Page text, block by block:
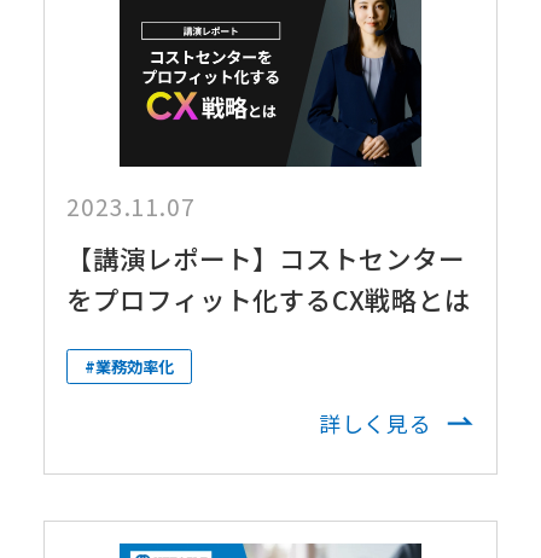
2023.11.07
【講演レポート】コストセンター
をプロフィット化するCX戦略とは
#業務効率化
詳しく見る